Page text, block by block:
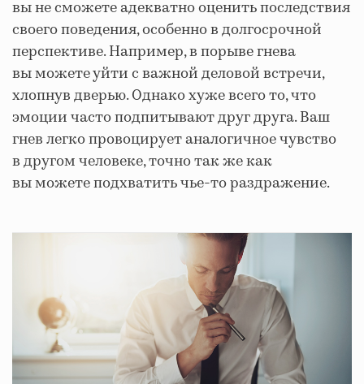
вы не сможете адекватно оценить последствия
своего поведения, особенно в долгосрочной
перспективе. Например, в порыве гнева
вы можете уйти с важной деловой встречи,
хлопнув дверью. Однако хуже всего то, что
эмоции часто подпитывают друг друга. Ваш
гнев легко провоцирует аналогичное чувство
в другом человеке, точно так же как
вы можете подхватить чье-то раздражение.